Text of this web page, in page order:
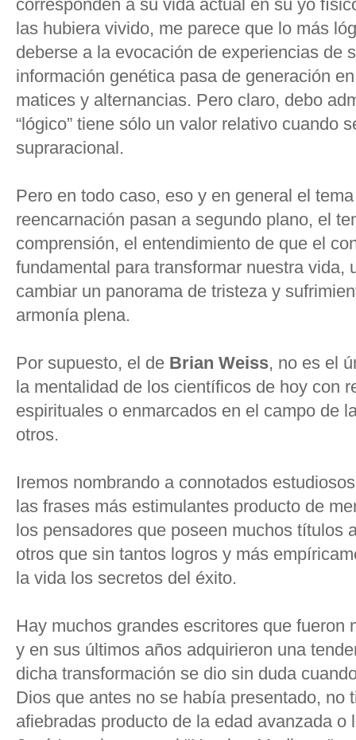
corresponden a su vida actual en su yo
las hubiera vivido, me parece que lo más
deberse a la evocación de experiencias de
información genética pasa de generación
matices y alternancias. Pero claro, debo
“lógico” tiene sólo un valor relativo cuando
supraracional.
Pero en todo caso, eso y en general el
reencarnación pasan a segundo plano, el
comprensión, el entendimiento de que el
fundamental para transformar nuestra vida,
cambiar un panorama de tristeza y
armonía plena.
Por supuesto, el de Brian Weiss, no es el
la mentalidad de los científicos de hoy con
espirituales o enmarcados en el campo de
otros.
Iremos nombrando a connotados
las frases más estimulantes producto de
los pensadores que poseen muchos títulos
otros que sin tantos logros y más
la vida los secretos del éxito.
Hay muchos grandes escritores que fueron
y en sus últimos años adquirieron una
dicha transformación se dio sin duda
Dios que antes no se había presentado, no
afiebradas producto de la edad avanzada o